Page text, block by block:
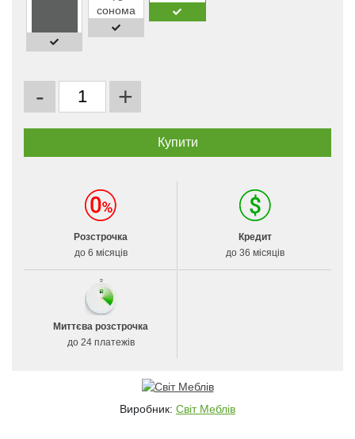
- +
Розстрочка
до 6 місяців
Кредит
до 36 місяців
Миттєва розстрочка
до 24 платежів
Виробник: Світ Меблів